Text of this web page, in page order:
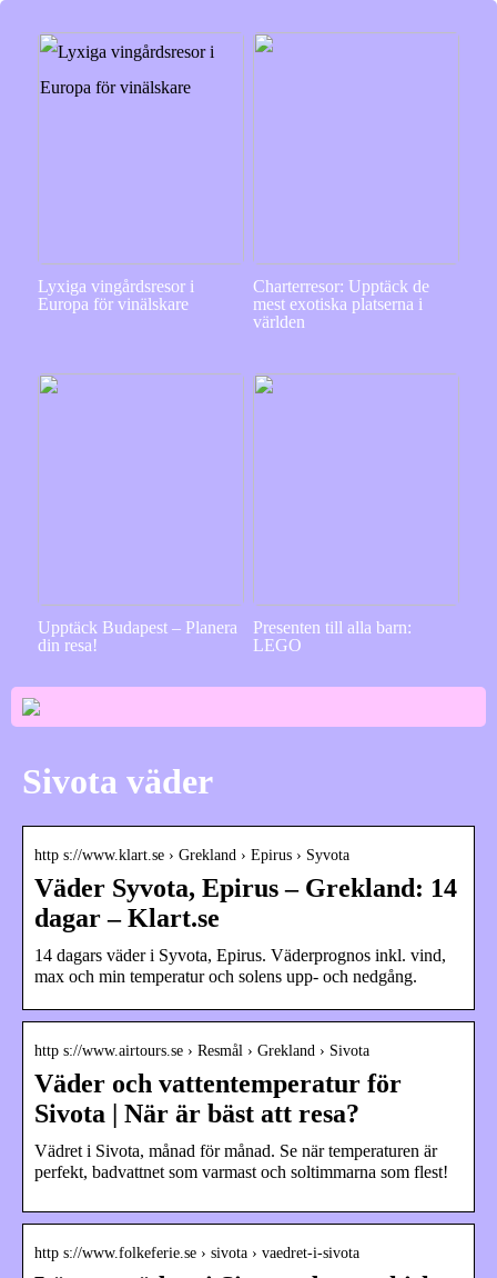
Lyxiga vingårdsresor i
Europa för vinälskare
Charterresor: Upptäck de
mest exotiska platserna i
världen
Upptäck Budapest – Planera
din resa!
Presenten till alla barn:
LEGO
Sivota väder
http s://www.klart.se › Grekland › Epirus › Syvota
Väder Syvota, Epirus – Grekland: 14
dagar – Klart.se
14 dagars väder i Syvota, Epirus. Väderprognos inkl. vind,
max och min temperatur och solens upp- och nedgång.
http s://www.airtours.se › Resmål › Grekland › Sivota
Väder och vattentemperatur för
Sivota | När är bäst att resa?
Vädret i Sivota, månad för månad. Se när temperaturen är
perfekt, badvattnet som varmast och soltimmarna som flest!
http s://www.folkeferie.se › sivota › vaedret-i-sivota